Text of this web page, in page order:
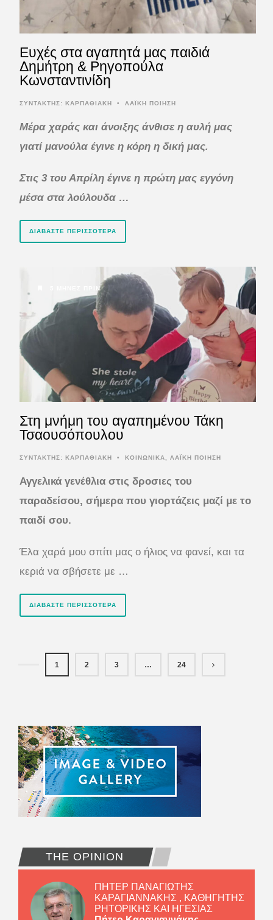
Ευχές στα αγαπητά μας παιδιά
Δημήτρη & Ρηγοπούλα
Κωνσταντινίδη
ΣΥΝΤΆΚΤΗΣ: ΚΑΡΠΑΘΙΑΚΗ • ΛΑΪΚΗ ΠΟΙΗΣΗ
Μέρα χαράς και άνοιξης άνθισε η αυλή μας
γιατί μανούλα έγινε η κόρη η δική μας.
Στις 3 του Απρίλη έγινε η πρώτη μας εγγόνη
μέσα στα λούλουδα …
ΔΙΑΒΆΣΤΕ ΠΕΡΙΣΣΌΤΕΡΑ
5 ΜΉΝΕΣ ΠΡΙΝ
Στη μνήμη του αγαπημένου Τάκη
Τσαουσόπουλου
ΣΥΝΤΆΚΤΗΣ: ΚΑΡΠΑΘΙΑΚΗ • ΚΟΙΝΩΝΙΚΑ ΛΑΪΚΗ ΠΟΙΗΣΗ
Αγγελικά γενέθλια στις δροσιες του
παραδείσου, σήμερα που γιορτάζεις μαζί με το
παιδί σου.
Έλα χαρά μου σπίτι μας ο ήλιος να φανεί, και τα
κεριά να σβήσετε με …
ΔΙΑΒΆΣΤΕ ΠΕΡΙΣΣΌΤΕΡΑ
1 2 3 … 24
THE OPINION
ΠΗΤΕΡ ΠΑΝΑΓΙΩΤΗΣ
ΚΑΡΑΓΙΑΝΝΑΚΗΣ , ΚΑΘΗΓΗΤΗΣ
ΡΗΤΟΡΙΚΗΣ ΚΑΙ ΗΓΕΣΙΑΣ